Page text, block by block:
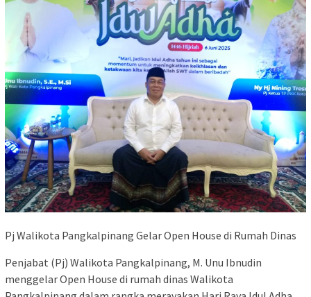
Pj Walikota Pangkalpinang Gelar Open House di Rumah Dinas
Penjabat (Pj) Walikota Pangkalpinang, M. Unu Ibnudin
menggelar Open House di rumah dinas Walikota